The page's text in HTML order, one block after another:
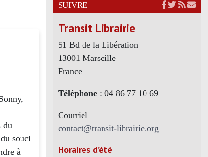
du
souci
à
SUIVRE
Transit Librairie
51 Bd de la Libération
13001 Marseille
France
Téléphone: 04 86 77 10 69
Courriel
contact@transit-librairie.org
Horaires d’été